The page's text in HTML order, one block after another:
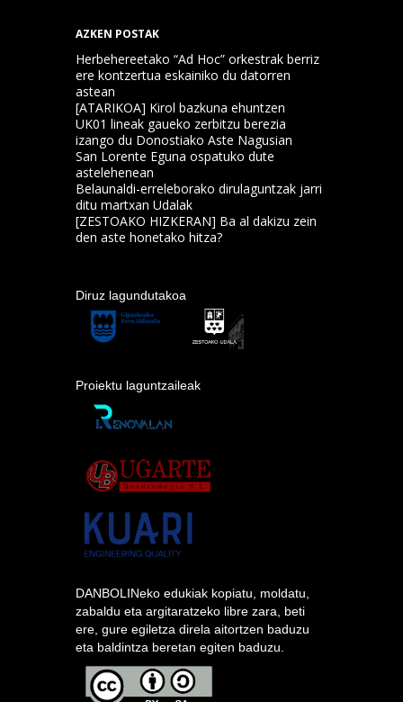
AZKEN POSTAK
Herbehereetako “Ad Hoc” orkestrak berriz
ere kontzertua eskainiko du datorren
astean
[ATARIKOA] Kirol bazkuna ehuntzen
UK01 lineak gaueko zerbitzu berezia
izango du Donostiako Aste Nagusian
San Lorente Eguna ospatuko dute
astelehenean
Belaunaldi-erreleborako dirulaguntzak jarri
ditu martxan Udalak
[ZESTOAKO HIZKERAN] Ba al dakizu zein
den aste honetako hitza?
Diruz lagundutakoa
Proiektu laguntzaileak
DANBOLINeko edukiak kopiatu, moldatu,
zabaldu eta argitaratzeko libre zara, beti
ere, gure egiletza direla aitortzen baduzu
eta baldintza beretan egiten baduzu.